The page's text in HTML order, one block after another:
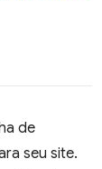
de
seu site.